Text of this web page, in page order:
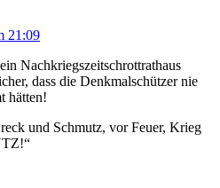
21:09
Nachkriegszeitschrottrathaus
dass die Denkmalschützer nie
hätten!
und Schmutz, vor Feuer, Krieg